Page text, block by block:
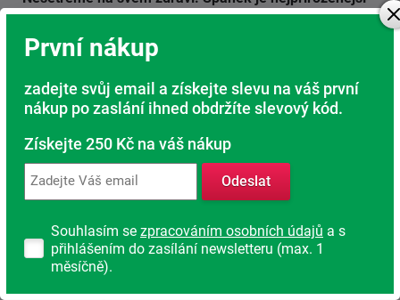
regenerací našeho těla.
První nákup
zadejte svůj email a získejte slevu na váš první
nákup po zaslání ihned obdržíte slevový kód.
Získejte 250 Kč na váš nákup
Odeslat
Souhlasím se zpracováním osobních údajů a s
přihlášením do zasílání newsletteru (max. 1
měsíčně).